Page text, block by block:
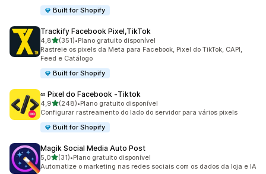
Built for Shopify
Trackify Facebook Pixel,TikTok
4,8de 5 estrelas
(351)
351 avaliações ao todo
•Plano gratuito disponível
Rastreie os pixels da Meta para Facebook, Pixel do TikTok, CAPI,
Feed e Catálogo
Built for Shopify
∞ Pixel do Facebook ‑Tiktok
4,9de 5 estrelas
(248)
248 avaliações ao todo
•Plano gratuito disponível
Configurar rastreamento do lado do servidor para vários pixels
Built for Shopify
Magik Social Media Auto Post
5,0de 5 estrelas
(31)
31 avaliações ao todo
•Plano gratuito disponível
Automatize o marketing nas redes sociais com os dados da loja e IA